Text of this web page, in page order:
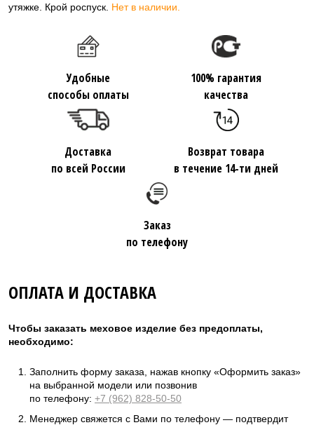
утяжке. Крой роспуск. Нет в наличии.
Удобные
способы оплаты
100% гарантия
качества
Доставка
по всей России
Возврат товара
в течение 14-ти дней
Заказ
по телефону
ОПЛАТА И ДОСТАВКА
Чтобы заказать меховое изделие без предоплаты,
необходимо:
Заполнить форму заказа, нажав кнопку «Оформить заказ»
на выбранной модели или позвонив
по телефону: +7 (962) 828-50-50
Менеджер свяжется с Вами по телефону — подтвердит